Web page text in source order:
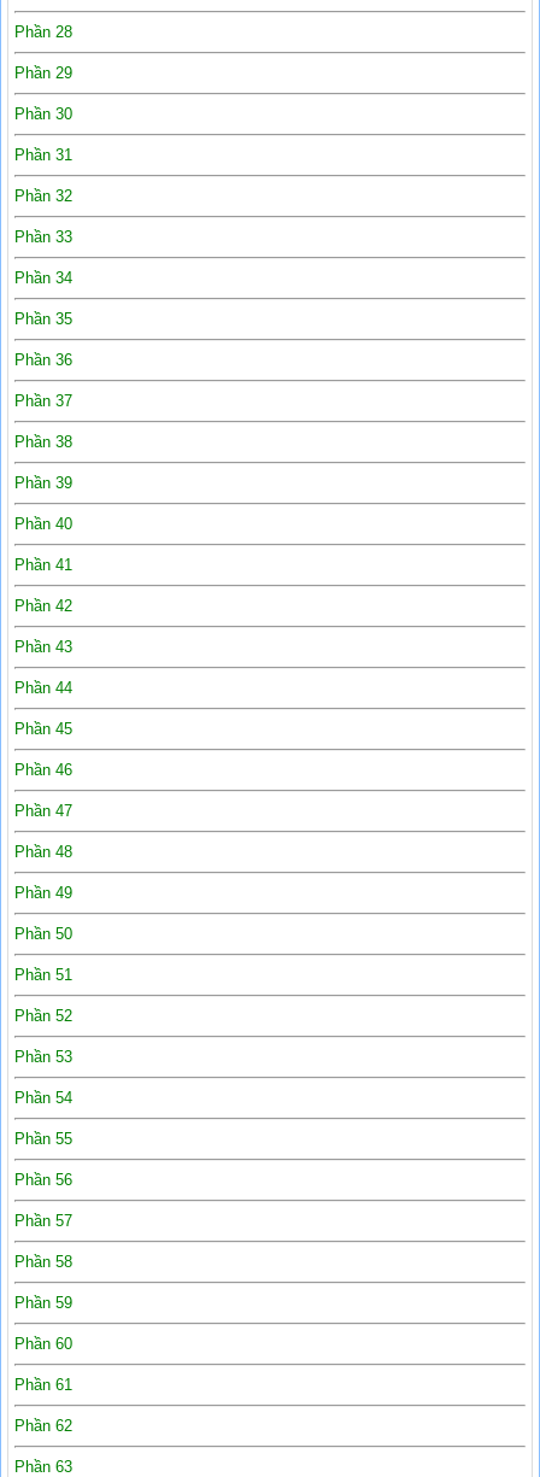
Phần 28
Phần 29
Phần 30
Phần 31
Phần 32
Phần 33
Phần 34
Phần 35
Phần 36
Phần 37
Phần 38
Phần 39
Phần 40
Phần 41
Phần 42
Phần 43
Phần 44
Phần 45
Phần 46
Phần 47
Phần 48
Phần 49
Phần 50
Phần 51
Phần 52
Phần 53
Phần 54
Phần 55
Phần 56
Phần 57
Phần 58
Phần 59
Phần 60
Phần 61
Phần 62
Phần 63